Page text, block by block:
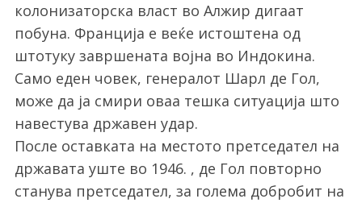
колонизаторска власт во Алжир дигаат
побуна. Франција е веќе истоштена од
штотуку завршената војна во Индокина.
Само еден човек, генералот Шарл де Гол,
може да ја смири оваа тешка ситуација што
навестува државен удар.
После оставката на местото претседател на
државата уште во 1946. , де Гол повторно
станува претседател, за голема добробит на